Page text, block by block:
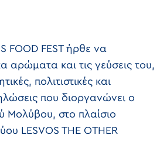
FOOD FEST ήρθε να
αρώματα και τις γεύσεις του,
πολιτιστικές και
που διοργανώνει ο
Μολύβου, στο πλαίσιο
LESVOS THE OTHER